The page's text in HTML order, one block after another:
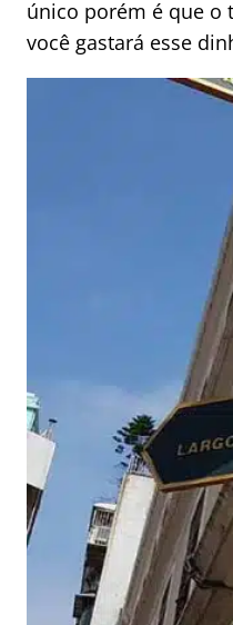
único porém é que o
você gastará esse